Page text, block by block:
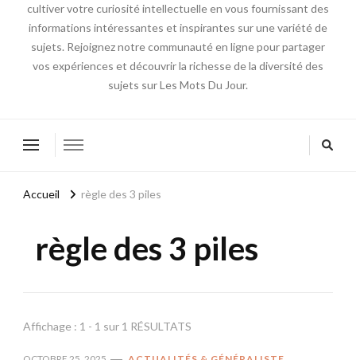
cultiver votre curiosité intellectuelle en vous fournissant des
informations intéressantes et inspirantes sur une variété de
sujets. Rejoignez notre communauté en ligne pour partager
vos expériences et découvrir la richesse de la diversité des
sujets sur Les Mots Du Jour.
Accueil règle des 3 piles
règle des 3 piles
Affichage : 1 - 1 sur 1 RÉSULTATS